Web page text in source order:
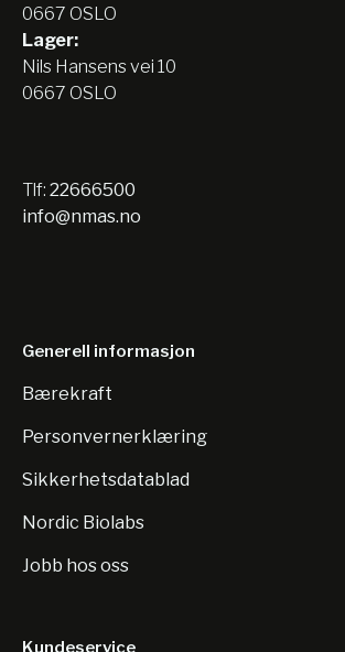
0667 OSLO
Lager:
Nils Hansens vei 10
0667 OSLO
Tlf: 22666500
info@nmas.no
Generell informasjon
Bærekraft
Personvernerklæring
Sikkerhetsdatablad
Nordic Biolabs
Jobb hos oss
Kundeservice